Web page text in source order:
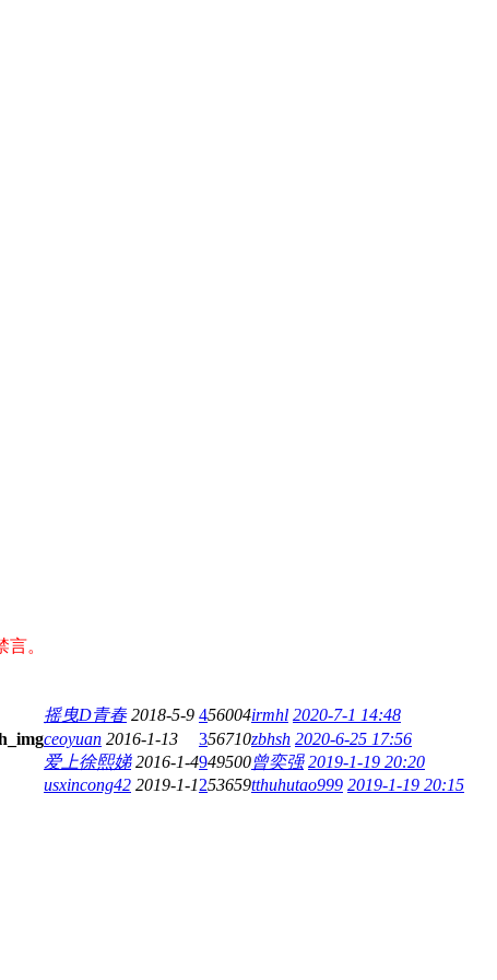
。
摇曳D青春 2018-5-9 456004irmhl 2020-7-1 14:48
ceoyuan 2016-1-13 356710zbhsh 2020-6-25 17:56
爱上徐熙娣 2016-1-4949500曾奕强 2019-1-19 20:20
usxincong42 2019-1-1253659tthuhutao999 2019-1-19 20:15